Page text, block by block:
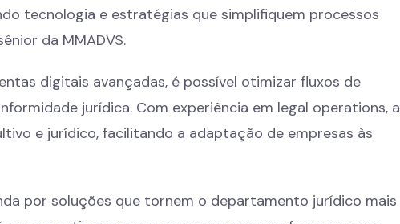
tecnologia e estratégias que simplifiquem processos
da MMADVS.
digitais avançadas, é possível otimizar fluxos de
jurídica. Com experiência em legal operations, a
e jurídico, facilitando a adaptação de empresas às
por soluções que tornem o departamento jurídico mais